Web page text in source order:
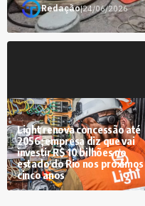
Redação|24/06/2026
Light renova concessão até
2056; empresa diz que vai
investir R$ 10 bilhões no
estado do Rio nos próximos
cinco anos